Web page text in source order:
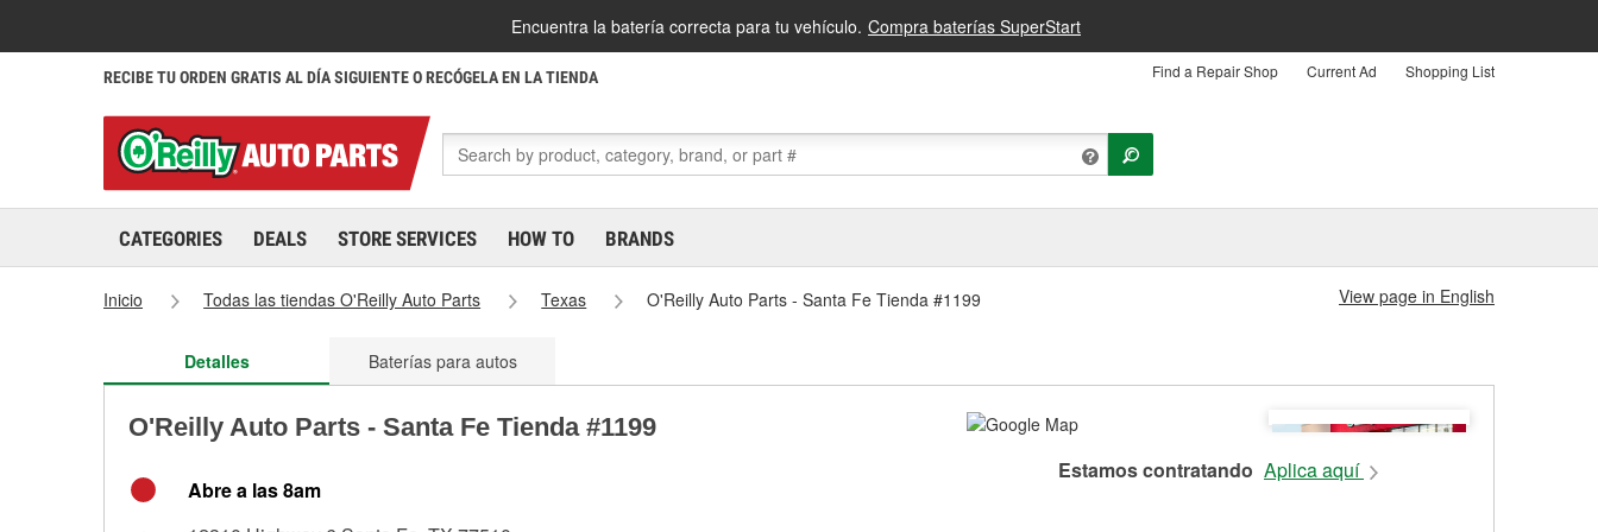
Encuentra la batería correcta para tu vehículo. Compra baterías SuperStart
RECIBE TU ORDEN GRATIS AL DÍA SIGUIENTE O RECÓGELA EN LA TIENDA Find a Repair Shop Current Ad Shopping List
CATEGORIES DEALS STORE SERVICES HOW TO BRANDS
Inicio Todas las tiendas O'Reilly Auto Parts Texas O'Reilly Auto Parts - Santa Fe Tienda #1199 View page in English
Detalles Baterías para autos
O'Reilly Auto Parts - Santa Fe Tienda #1199
Abre a las 8am
Estamos contratando Aplica aquí